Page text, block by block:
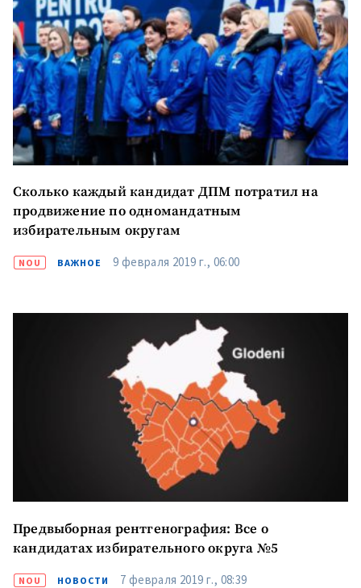
Сколько каждый кандидат ДПМ потратил на
продвижение по одномандатным
избирательным округам
NOU ВАЖНОЕ 9 февраля 2019 г., 06:00
Предвыборная рентгенография: Все о
кандидатах избирательного округа №5
NOU НОВОСТИ 7 февраля 2019 г., 08:39